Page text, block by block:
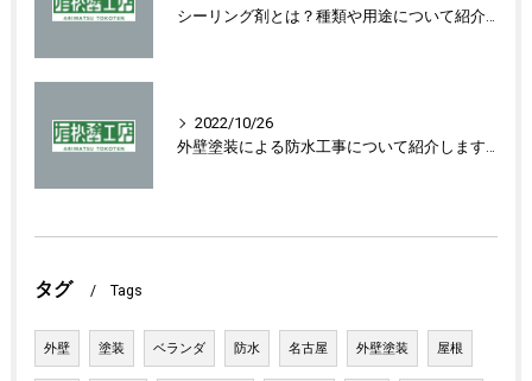
シーリング剤とは？種類や用途について紹介します！
2022/10/26
外壁塗装による防水工事について紹介します！
タグ Tags
外壁 塗装 ベランダ 防水 名古屋 外壁塗装 屋根